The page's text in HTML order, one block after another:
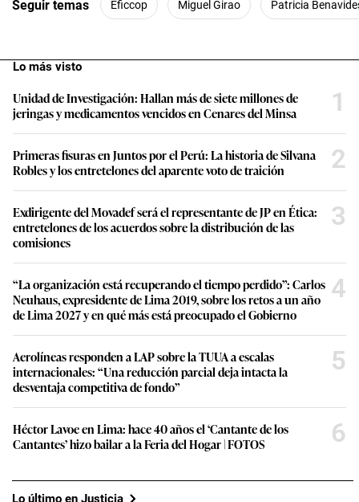
o
o
s
e
n
d
s
Lo más visto
Unidad de Investigación: Hallan más de siete millones de
jeringas y medicamentos vencidos en Cenares del Minsa
1
Primeras fisuras en Juntos por el Perú: La historia de Silvana
Robles y los entretelones del aparente voto de traición
2
Exdirigente del Movadef será el representante de JP en Ética:
entretelones de los acuerdos sobre la distribución de las
comisiones
“La organización está recuperando el tiempo perdido”: Carlos
Neuhaus, expresidente de Lima 2019, sobre los retos a un año
de Lima 2027 y en qué más está preocupado el Gobierno
Aerolíneas responden a LAP sobre la TUUA a escalas
internacionales: “Una reducción parcial deja intacta la
desventaja competitiva de fondo”
Cantantes’ hizo bailar a la Feria del Hogar | FOTOS